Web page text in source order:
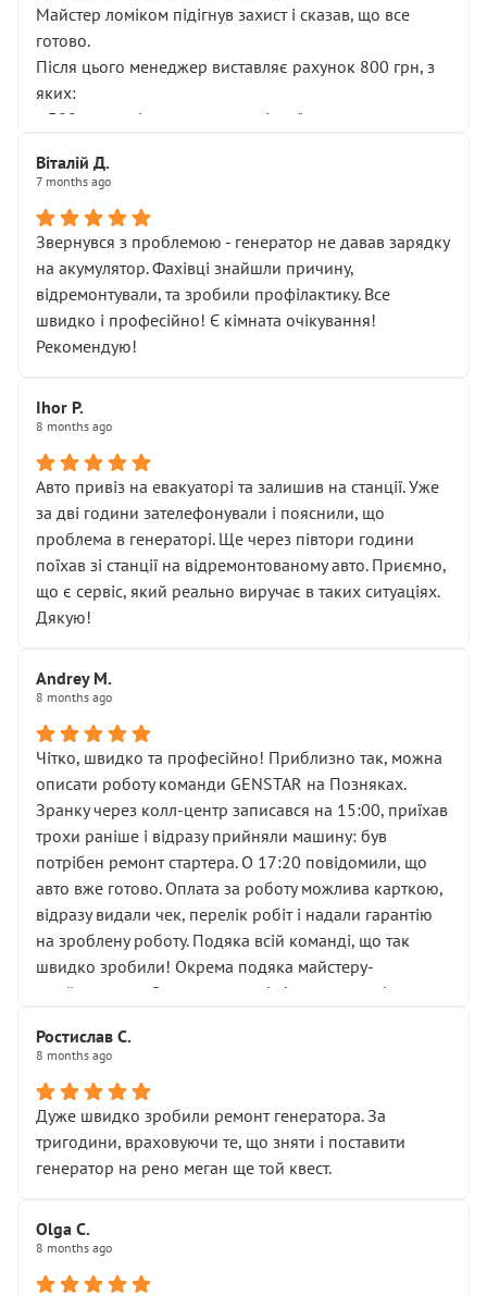
Майстер ломіком підігнув захист і сказав, що все
готово.
Після цього менеджер виставляє рахунок 800 грн, з
яких:
• 300 грн — діагностика гальмівної системи
НЕ погоджував
послуга. Тим більше, я був поруч і жодної реальної
діагностики ходової не проводилось. Після
зауваження гроші за цю “послугу” повернули, що
лише підтвердило мою правоту.
Але головне — я виїжджаю з боксу, і скрип у гальмах
залишився таким самим, як і був. Тобто оплачена
Далі ситуація тільки погіршилась:
• сказали, що тепер “потрібно знімати колеса”
• що біля авто стояти вже не можна
• почали озвучувати купу додаткових робіт без
чіткого пояснення
( ну все зняли та доробили) дякую!
Окремий момент, який виглядає абсурдно:
мені заявили, що бачок гальмівної рідини потрібно
міняти разом із головним гальмівним циліндром у
Для людини, яка хоча б трохи розуміється на техніці,
це звучить як мінімум непрофесійно, а як максимум —
спроба продати дорогий вузол замість елементарних
ущільнювачів.
Що прикро — це не перший мій візит. Раніше міняв у
вас стартер, і тоді сервіс наче справив хороше
враження. Але згодом знайшов декілька гайок під
лобовим склом. Мені пояснили, що це “старі гайки, які
відкручували”, і попросили не хвилюватися. ( надіюсь
новий власник, не застяг в полі))
Але після нинішнього візиту такі дрібниці вже не
здаються дрібницями.
Я — клієнт, який працює на довірі, і саме її цей сервіс
Хотілося б більше:
• належної уваги до авто
• прозорості в роботах і рахунках
• реальної діагностики, а не формального
“подивились і поїхав”
На жаль, складається враження, що сервіс працює не
Стосовно комунікації - все добре
Віталій Д.
7 months ago
Звернувся з проблемою - генератор не давав зарядку
на акумулятор. Фахівці знайшли причину,
відремонтували, та зробили профілактику. Все
швидко і професійно! Є кімната очікування!
Рекомендую!
Ihor P.
8 months ago
Авто привіз на евакуаторі та залишив на станції. Уже
за дві години зателефонували і пояснили, що
проблема в генераторі. Ще через півтори години
поїхав зі станції на відремонтованому авто. Приємно,
що є сервіс, який реально виручає в таких ситуаціях.
Дякую!
Andrey M.
8 months ago
Чітко, швидко та професійно! Приблизно так, можна
описати роботу команди GENSTAR на Позняках.
Зранку через колл-центр записався на 15:00, приїхав
трохи раніше і відразу прийняли машину: був
потрібен ремонт стартера. О 17:20 повідомили, що
авто вже готово. Оплата за роботу можлива карткою,
відразу видали чек, перелік робіт і надали гарантію
на зроблену роботу. Подяка всій команді, що так
швидко зробили! Окрема подяка майстеру-
приймальнику Олександру: всі чітко та по суті.
звертатися до цього автосервісу.
Ростислав С.
8 months ago
Дуже швидко зробили ремонт генератора. За
тригодини, враховуючи те, що зняти і поставити
генератор на рено меган ще той квест.
Olga С.
8 months ago